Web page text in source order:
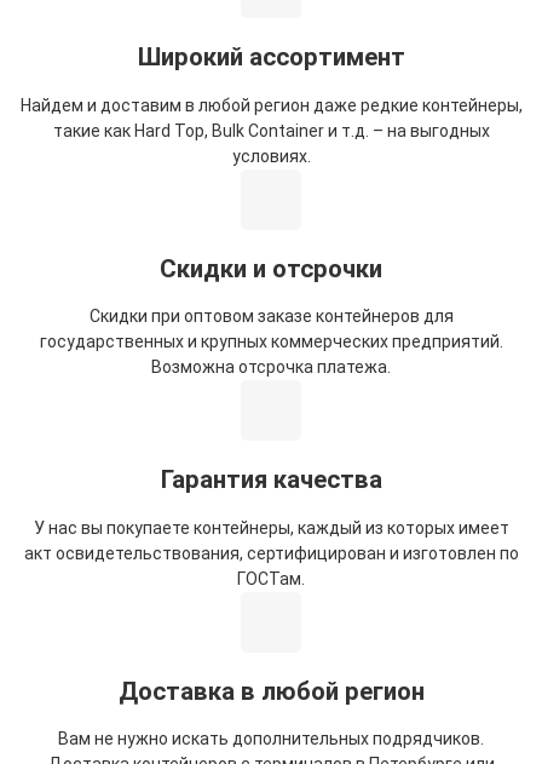
Широкий ассортимент
Найдем и доставим в любой регион даже редкие контейнеры,
такие как Hard Top, Bulk Container и т.д. – на выгодных
условиях.
Скидки и отсрочки
Скидки при оптовом заказе контейнеров для
государственных и крупных коммерческих предприятий.
Возможна отсрочка платежа.
Гарантия качества
У нас вы покупаете контейнеры, каждый из которых имеет
акт освидетельствования, сертифицирован и изготовлен по
ГОСТам.
Доставка в любой регион
Вам не нужно искать дополнительных подрядчиков.